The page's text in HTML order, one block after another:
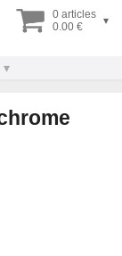
0 articles
0.00 €
▾